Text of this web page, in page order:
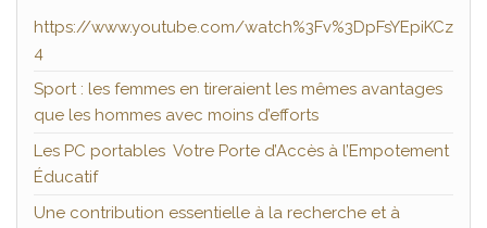
https://www.youtube.com/watch%3Fv%3DpFsYEpiKCz
4
Sport : les femmes en tireraient les mêmes avantages
que les hommes avec moins d’efforts
Les PC portables Votre Porte d’Accès à l’Empotement
Éducatif
Une contribution essentielle à la recherche et à